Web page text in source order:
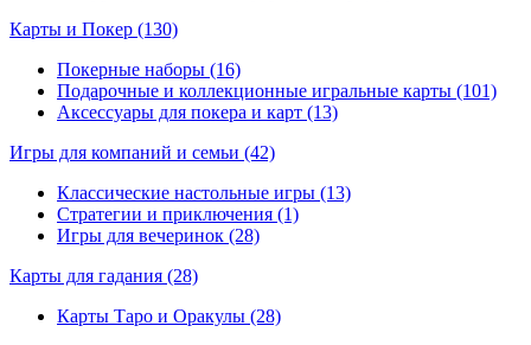
Карты и Покер (130)
Покерные наборы (16)
Подарочные и коллекционные игральные карты (101)
Аксессуары для покера и карт (13)
Игры для компаний и семьи (42)
Классические настольные игры (13)
Стратегии и приключения (1)
Игры для вечеринок (28)
Карты для гадания (28)
Карты Таро и Оракулы (28)